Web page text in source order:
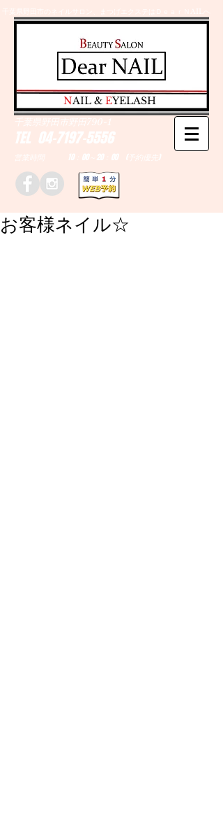
千葉県野田市のネイルサロン、まつげエクステはＤｅａｒＮAILへ
TEL 04-7197-5556
営業時間 10：00～20：00 (予約優先)
千葉県野田市野田790-1
​NAIL & EYELASH
お客様ネイル☆